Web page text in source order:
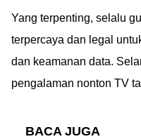
Yang terpenting, selalu
terpercaya dan legal
dan keamanan data.
pengalaman nonton TV
BACA JUGA